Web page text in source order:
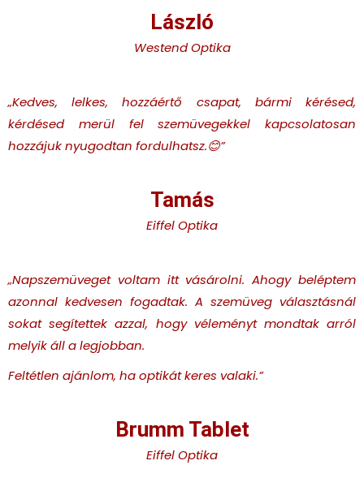
László
Westend Optika
„Kedves, lelkes, hozzáértő csapat, bármi kérésed,
kérdésed merül fel szemüvegekkel kapcsolatosan
hozzájuk nyugodtan fordulhatsz.😊”
Tamás
Eiffel Optika
„Napszemüveget voltam itt vásárolni. Ahogy beléptem
azonnal kedvesen fogadtak. A szemüveg választásnál
sokat segítettek azzal, hogy véleményt mondtak arról
melyik áll a legjobban.
Feltétlen ajánlom, ha optikát keres valaki.”
Brumm Tablet
Eiffel Optika